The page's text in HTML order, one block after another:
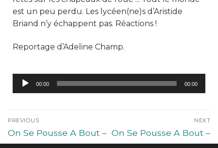
est un peu perdu. Les lycéen(ne)s d’Aristide
Briand n’y échappent pas. Réactions !
Reportage d’Adeline Champ.
Lecteur
audio
00:00 00:00
PREVIOUS
On Se Pousse A Bout –
NEXT
On Se Pousse A Bout –